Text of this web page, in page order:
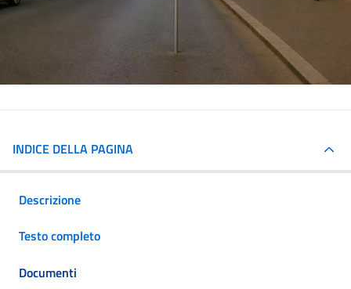
INDICE DELLA PAGINA
Descrizione
Testo completo
Documenti